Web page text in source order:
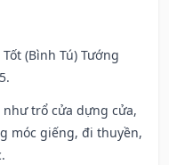
(Bình Tú) Tướng
như trổ cửa dựng cửa,
móc giếng, đi thuyền,